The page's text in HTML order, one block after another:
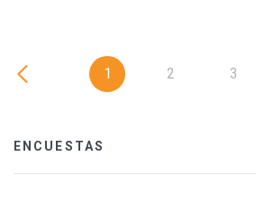
1 2 3
ENCUESTAS